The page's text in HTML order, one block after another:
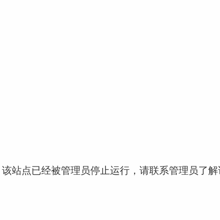
站点已经被管理员停止运行，请联系管理员了